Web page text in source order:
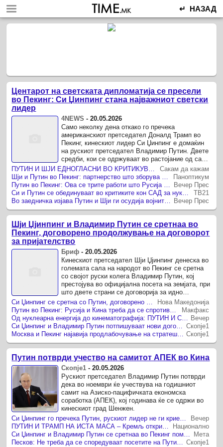
↵ НАЗАД
Центарот на светската дипломатија се пресели
во Пекинг: Си Џинпинг стана најважниот светски
лидер
4NEWS -20.05.2026
Само неколку дена откако го пречека
американскиот претседател Доналд Трамп во
Пекинг, кинескиот лидер Си Џинпинг е домаќин
на рускиот претседател Владимир Путин. Двете
средби, кои се одржуваат во растојание од само
неколку дена, можеби најдобро ја ...Сакам да кажам
Паноптикум
Вечер Прес
ТВ21
Вечер Прес
Шји Џјинпинг и Владимир Путин се сретнаа во
Пекинг, договорено продолжување на договорот
за пријателство
Бриф -20.05.2026
Кинескиот претседател Шји Џјинпинг денеска во
големата сала на народот во Пекинг се сретна
со својот руски колега Владимир Путин, кој
престојува во официјална посета на земјата, при
што двете страни се договорија за идно
продолжување на договорот за ...Нова Македонија
Макфакс
Вечер
Скопје1
Скопје1
Путин потврди учество на самитот АПЕК во Кина
Скопје1 -20.05.2026
Рускиот претседател Владимир Путин потврди
дека во ноември ќе учествува на годишниот
самит на Азиско-пацифичката економска
соработка (АПЕК), кој годинава ќе се одржи во
кинескиот град Шенжен.
Си Џинпинг го пречека Путин, рускиот лидер не ги криеше импресиите
Вечер
ПУТИН И ТРАМП НА ИСТА МАСА – Кремљ откри можен состанок
Национално
Си Џинпинг и Владимир Путин се сретнаа во Пекинг помалку од една недела по посетата на Трамп
Мета
Песков: Не треба да се споредуваат посетите на Путин и Трамп во Пекинг Скопје1